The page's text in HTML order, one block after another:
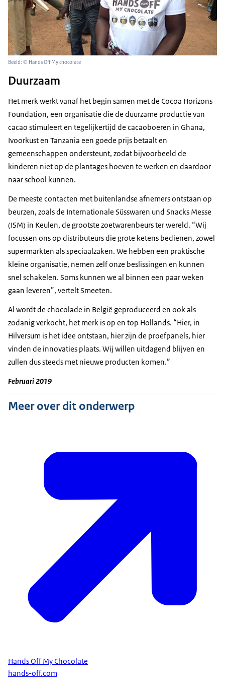
Beeld: © Hands Off My chocolate
Duurzaam
Het merk werkt vanaf het begin samen met de Cocoa Horizons
Foundation, een organisatie die de duurzame productie van
cacao stimuleert en tegelijkertijd de cacaoboeren in Ghana,
Ivoorkust en Tanzania een goede prijs betaalt en
gemeenschappen ondersteunt, zodat bijvoorbeeld de
kinderen niet op de plantages hoeven te werken en daardoor
naar school kunnen.
De meeste contacten met buitenlandse afnemers ontstaan op
beurzen, zoals de Internationale Süsswaren und Snacks Messe
(ISM) in Keulen, de grootste zoetwarenbeurs ter wereld. “Wij
focussen ons op distributeurs die grote ketens bedienen, zowel
supermarkten als speciaalzaken. We hebben een praktische
kleine organisatie, nemen zelf onze beslissingen en kunnen
snel schakelen. Soms kunnen we al binnen een paar weken
gaan leveren”, vertelt Smeeten.
Al wordt de chocolade in België geproduceerd en ook als
zodanig verkocht, het merk is op en top Hollands. “Hier, in
Hilversum is het idee ontstaan, hier zijn de proefpanels, hier
vinden de innovaties plaats. Wij willen uitdagend blijven en
zullen dus steeds met nieuwe producten komen.”
Februari 2019
Meer over dit onderwerp
Hands Off My Chocolate
hands-off.com